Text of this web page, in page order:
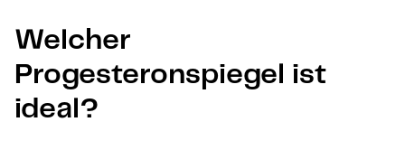
Welcher
Progesteronspiegel ist
ideal?